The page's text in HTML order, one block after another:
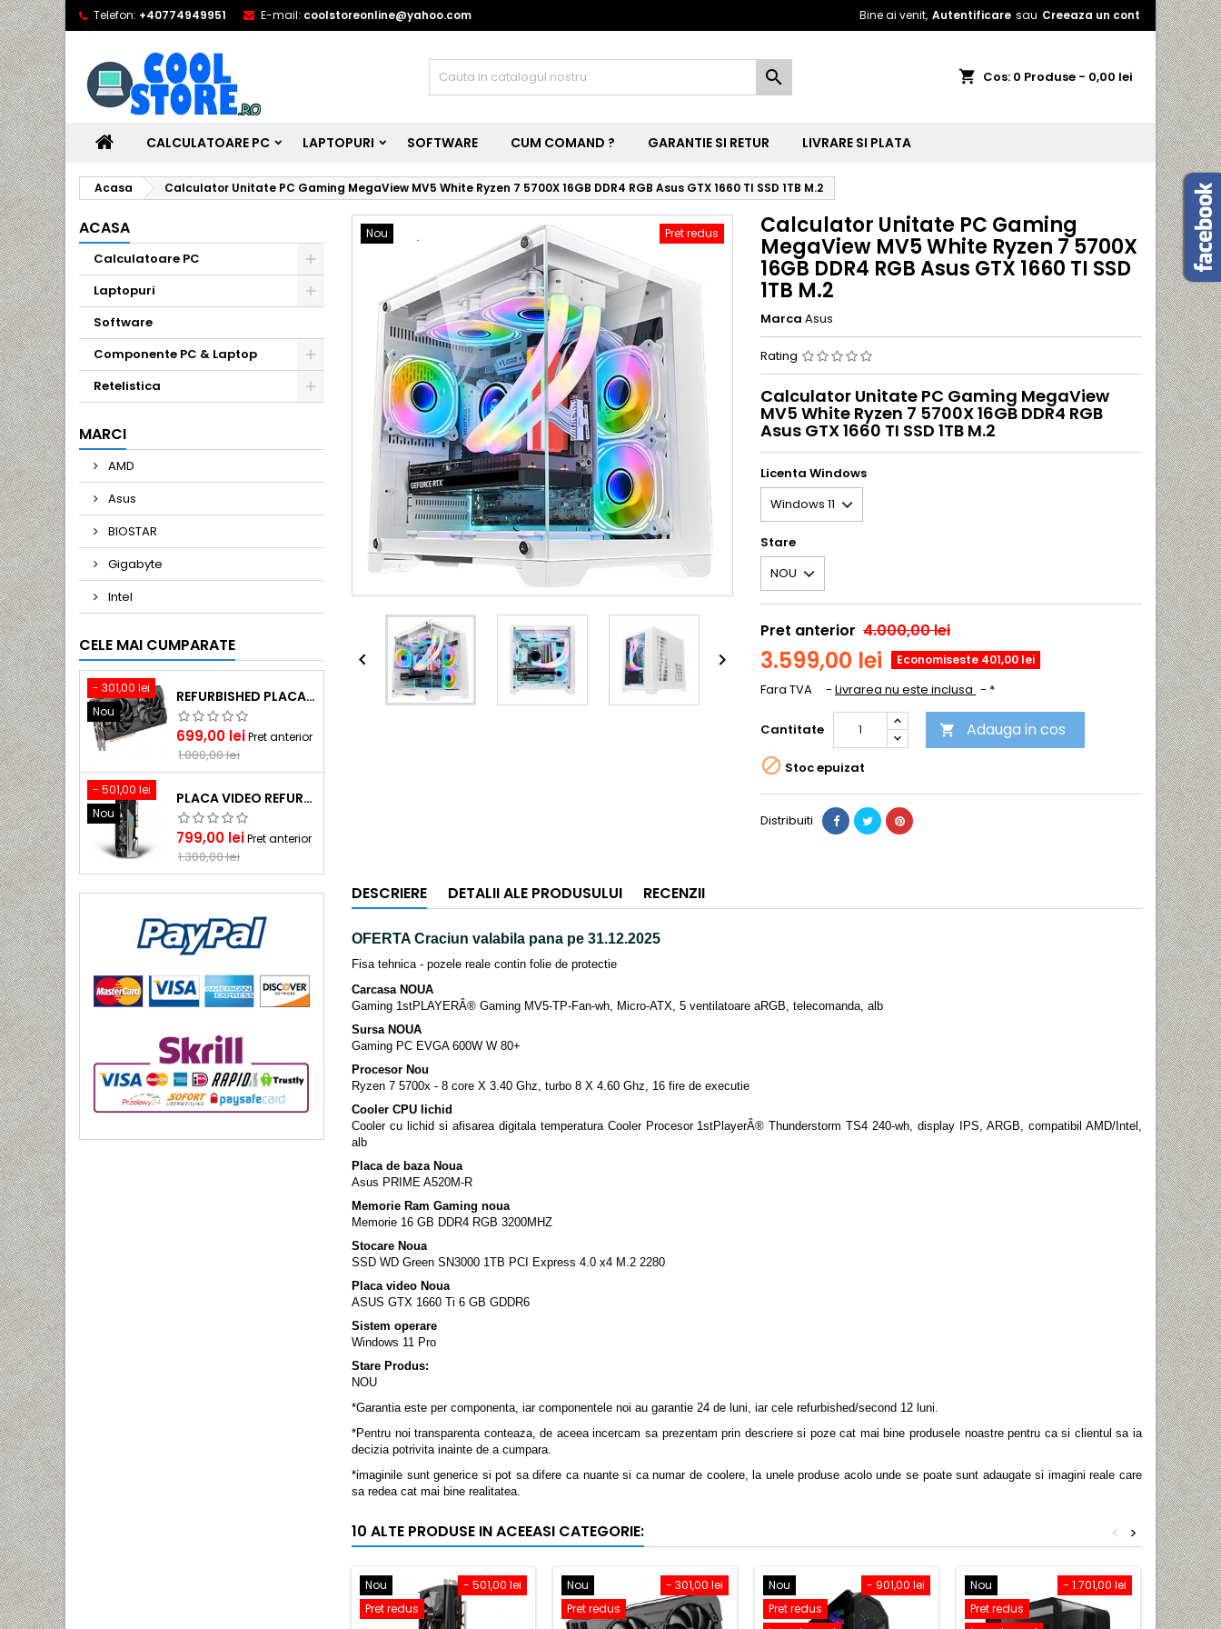
Telefon: +40774949951 E-mail: coolstoreonline@yahoo.com Bine ai venit, Autentificare sau Creeaza un cont
shopping_cart Cos: 0 Produse - 0,00 lei

CALCULATOARE PC LAPTOPURI SOFTWARE CUM COMAND ? GARANTIE SI RETUR LIVRARE SI PLATA
Acasa Calculator Unitate PC Gaming MegaView MV5 White Ryzen 7 5700X 16GB DDR4 RGB Asus GTX 1660 TI SSD 1TB M.2
ACASA
Calculatoare PC
Laptopuri
Software
Componente PC & Laptop
Retelistica
MARCI
AMD
Asus
BIOSTAR
Gigabyte
Intel
CELE MAI CUMPARATE
- 301,00 lei
Nou
REFURBISHED PLACA VIDEO GAMING AMD SAPPHIRE RX 5700 PULSE & BE 8GB GDDR6
Pret
699,00 leiPret anteriorPret
baza
1.000,00 lei
- 501,00 lei
Nou
PLACA VIDEO REFURBISHED GAMING SAPPHIRE NITRO+ RX 5700XT SE& BE 8GB GDDR6
Pret
799,00 leiPret anteriorPret
baza
1.300,00 lei
Pret redus
Nou
 
Calculator Unitate PC Gaming
MegaView MV5 White Ryzen 7 5700X
16GB DDR4 RGB Asus GTX 1660 TI SSD
1TB M.2
Marca Asus
Rating
Calculator Unitate PC Gaming MegaView
MV5 White Ryzen 7 5700X 16GB DDR4 RGB
Asus GTX 1660 TI SSD 1TB M.2
Licenta Windows
Stare
Pret anterior 4.000,00 lei
3.599,00 lei Economiseste 401,00 lei
Fara TVA Livrarea nu este inclusa *
Cantitate  Adauga in cos
 Stoc epuizat
Distribuiti
DESCRIERE DETALII ALE PRODUSULUI RECENZII
OFERTA Craciun valabila pana pe 31.12.2025
Fisa tehnica - pozele reale contin folie de protectie
Carcasa NOUA
Gaming 1stPLAYERÂ® Gaming MV5-TP-Fan-wh, Micro-ATX, 5 ventilatoare aRGB, telecomanda, alb
Sursa NOUA
Gaming PC EVGA 600W W 80+
Procesor Nou
Ryzen 7 5700x - 8 core X 3.40 Ghz, turbo 8 X 4.60 Ghz, 16 fire de executie
Cooler CPU lichid
Cooler cu lichid si afisarea digitala temperatura Cooler Procesor 1stPlayerÂ® Thunderstorm TS4 240-wh, display IPS, ARGB, compatibil AMD/Intel,
alb
Placa de baza Noua
Asus PRIME A520M-R
Memorie Ram Gaming noua
Memorie 16 GB DDR4 RGB 3200MHZ
Stocare Noua
SSD WD Green SN3000 1TB PCI Express 4.0 x4 M.2 2280
Placa video Noua
ASUS GTX 1660 Ti 6 GB GDDR6
Sistem operare
Windows 11 Pro
Stare Produs:
NOU
*Garantia este per componenta, iar componentele noi au garantie 24 de luni, iar cele refurbished/second 12 luni.
*Pentru noi transparenta conteaza, de aceea incercam sa prezentam prin descriere si poze cat mai bine produsele noastre pentru ca si clientul sa ia
decizia potrivita inainte de a cumpara.
*imaginile sunt generice si pot sa difere ca nuante si ca numar de coolere, la unele produse acolo unde se poate sunt adaugate si imagini reale care
sa redea cat mai bine realitatea.
10 ALTE PRODUSE IN ACEEASI CATEGORIE: >
<
- 501,00 lei
Nou
Pret redus
- 301,00 lei
Nou
Pret redus
- 901,00 lei
Nou
Pret redus
- 1.701,00 lei
Nou
Pret redus
Nou